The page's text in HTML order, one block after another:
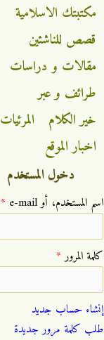
مكتبتك الاسلامية
قصص للناشئين
مقالات و دراسات
طرائف و عبر
خير الكلام
المرئيات
اخبار الموقع
دخول المستخدم
‏اسم المستخدم، أو e-mail ‏ *
‏كلمة المرور ‏*
إنشاء حساب جديد
طلب كلمة مرور جديدة